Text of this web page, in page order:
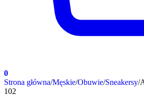
0
Strona główna/Męskie/Obuwie/Sneakersy/
102